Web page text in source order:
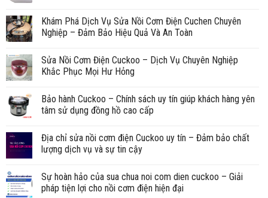
Khám Phá Dịch Vụ Sửa Nồi Cơm Điện Cuchen Chuyên
Nghiệp – Đảm Bảo Hiệu Quả Và An Toàn
Sửa Nồi Cơm Điện Cuckoo – Dịch Vụ Chuyên Nghiệp
Khắc Phục Mọi Hư Hỏng
Bảo hành Cuckoo – Chính sách uy tín giúp khách hàng yên
tâm sử dụng đồng hồ cao cấp
Địa chỉ sửa nồi cơm điện Cuckoo uy tín – Đảm bảo chất
lượng dịch vụ và sự tin cậy
Sự hoàn hảo của sua chua noi com dien cuckoo – Giải
pháp tiện lợi cho nồi cơm điện hiện đại